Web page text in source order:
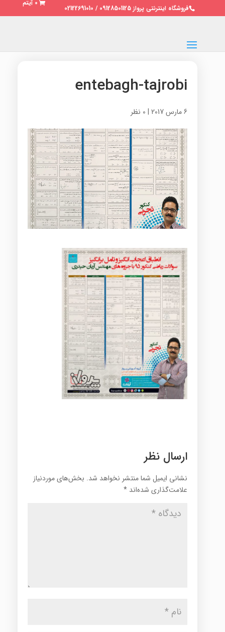
فروشگاه اینترنتی پرواز 09128501125 / 02122691010
0 آیتم
entebagh-tajrobi
6 مارس 2017 | 0 نظر
ارسال نظر
نشانی ایمیل شما منتشر نخواهد شد. بخش‌های موردنیاز
علامت‌گذاری شده‌اند *